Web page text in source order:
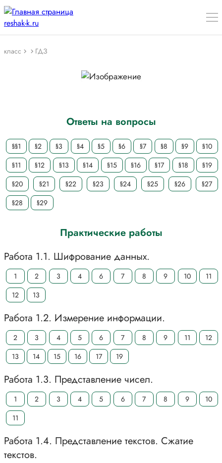
класс ГДЗ
Ответы на вопросы
§§1 §2 §3 §4 §5 §6 §7 §8 §9
§10
§11
§12 §13 §14 §15 §16 §17 §18
§19
§20
§21 §22 §23 §24 §25 §26
§27
§28
§29
Практические работы
Работа 1.1. Шифрование данных.
1 2 3 4 6 7 8 9 10
11
12
13
Работа 1.2. Измерение информации.
2 3 4 5 6 7 8 9 11
12
13
14 15 16 17 19
Работа 1.3. Представление чисел.
1 2 3 4 5 6 7 8 9
10
11
Работа 1.4. Представление текстов. Сжатие
текстов.